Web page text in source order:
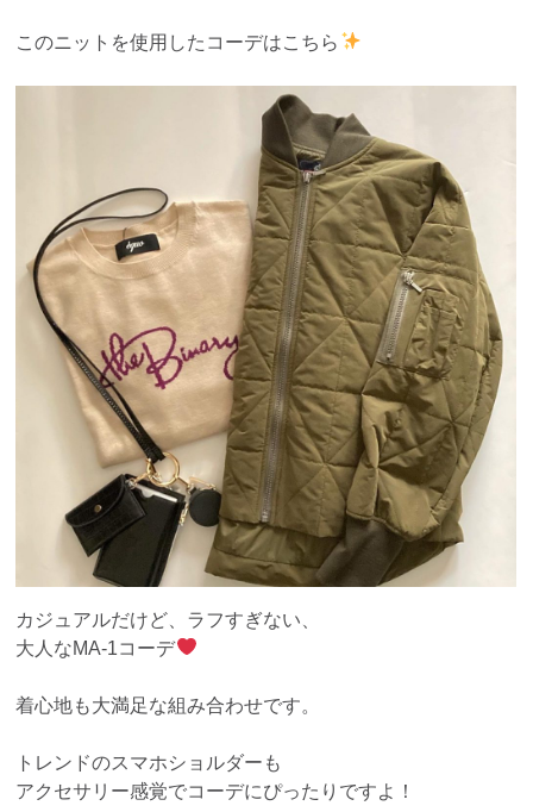
このニットを使用したコーデはこちら
カジュアルだけど、ラフすぎない、
大人なMA-1コーデ
着心地も大満足な組み合わせです。
トレンドのスマホショルダーも
アクセサリー感覚でコーデにぴったりですよ！